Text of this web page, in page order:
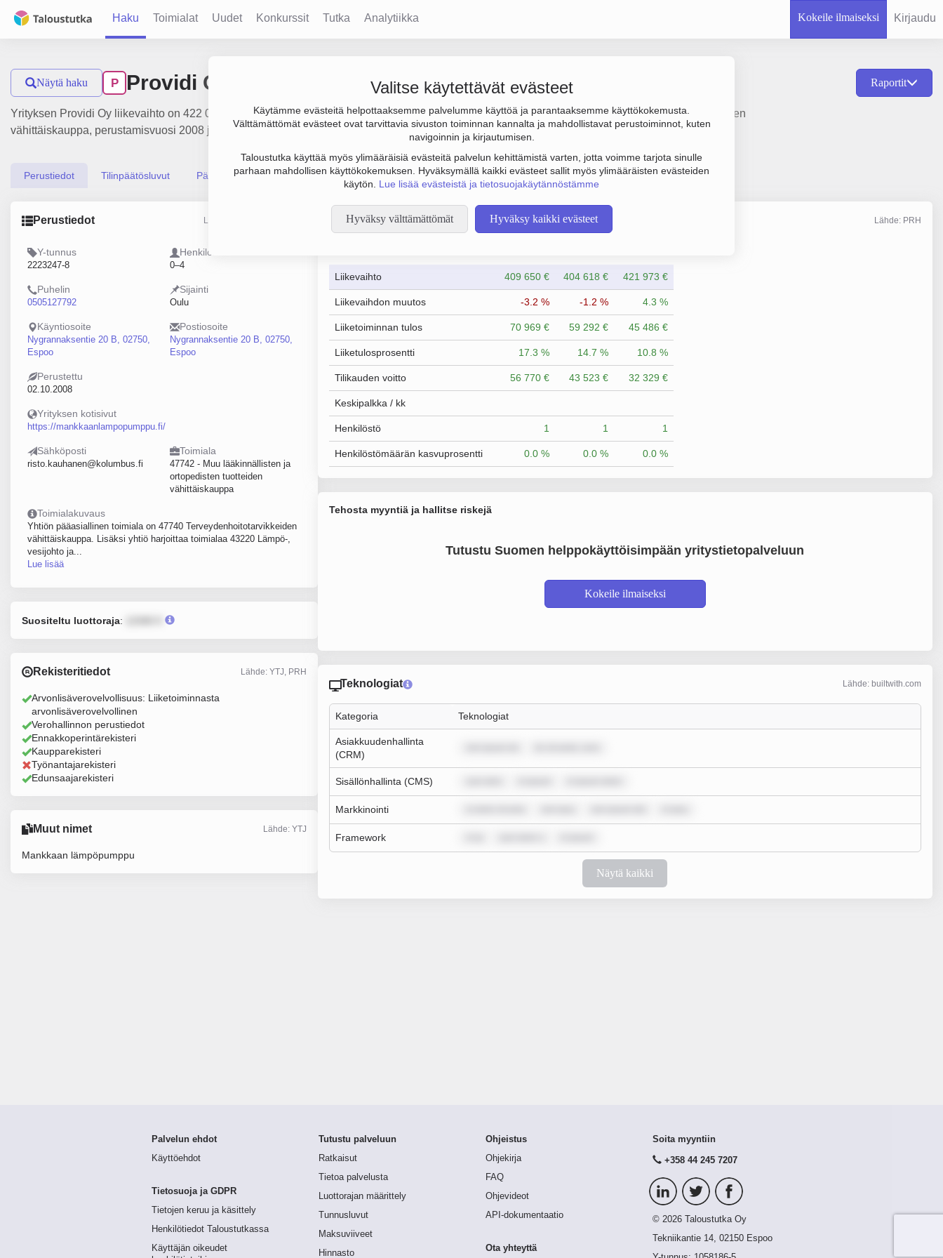
Haku Toimialat Uudet Konkurssit Tutka Analytiikka Kokeile ilmaiseksi Kirjaudu
Valitse käytettävät evästeet
Käytämme evästeitä helpottaaksemme palvelumme käyttöä ja parantaaksemme käyttökokemusta.
Välttämättömät evästeet ovat tarvittavia sivuston toiminnan kannalta ja mahdollistavat perustoiminnot, kuten
navigoinnin ja kirjautumisen.
Taloustutka käyttää myös ylimääräisiä evästeitä palvelun kehittämistä varten, jotta voimme tarjota sinulle
parhaan mahdollisen käyttökokemuksen. Hyväksymällä kaikki evästeet sallit myös ylimääräisten evästeiden
käytön. Lue lisää evästeistä ja tietosuojakäytännöstämme
Hyväksy välttämättömät Hyväksy kaikki evästeet
Näytä haku P Providi Oy Raportit
Yrityksen Providi Oy liikevaihto on 422 000 €, tulos 45 000 € ja henkilöstömäärä 1. Sen päätoimiala on Muu lääkinnällisten ja ortopedisten tuotteiden
vähittäiskauppa, perustamisvuosi 2008 ja sijainti Oulu. Yrityksen yhtiömuoto Osakeyhtiö (OY).
Perustiedot Tilinpäätösluvut Päättäjätiedot
Perustiedot Lähde: YTJ, PRH, Traficom
Y-tunnus
2223247-8
Henkilöstömäärä
0–4
Puhelin
0505127792
Sijainti
Oulu
Käyntiosoite
Nygrannaksentie 20 B, 02750,
Espoo
Postiosoite
Nygrannaksentie 20 B, 02750,
Espoo
Perustettu
02.10.2008
Yrityksen kotisivut
https://mankkaanlampopumppu.fi/
Sähköposti
risto.kauhanen@kolumbus.fi
Toimiala
47742 - Muu lääkinnällisten ja
ortopedisten tuotteiden
vähittäiskauppa
Toimialakuvaus
Yhtiön pääasiallinen toimiala on 47740 Terveydenhoitotarvikkeiden
vähittäiskauppa. Lisäksi yhtiö harjoittaa toimialaa 43220 Lämpö-,
vesijohto ja...
Lue lisää
Suositeltu luottoraja:
Rekisteritiedot Lähde: YTJ, PRH
Arvonlisäverovelvollisuus: Liiketoiminnasta
arvonlisäverovelvollinen
Verohallinnon perustiedot
Ennakkoperintärekisteri
Kaupparekisteri
Työnantajarekisteri
Edunsaajarekisteri
Muut nimet Lähde: YTJ
Mankkaan lämpöpumppu
Taloustiedot Lähde: PRH
Liikevaihto 409 650 € 404 618 € 421 973 €
Liikevaihdon muutos -3.2 % -1.2 % 4.3 %
Liiketoiminnan tulos 70 969 € 59 292 € 45 486 €
Liiketulosprosentti 17.3 % 14.7 % 10.8 %
Tilikauden voitto 56 770 € 43 523 € 32 329 €
Keskipalkka / kk
Henkilöstö 1 1 1
Henkilöstömäärän kasvuprosentti 0.0 % 0.0 % 0.0 %
Tehosta myyntiä ja hallitse riskejä
Tutustu Suomen helppokäyttöisimpään yritystietopalveluun
Kokeile ilmaiseksi
Teknologiat Lähde: builtwith.com
Kategoria Teknologiat
Asiakkuudenhallinta
(CRM)
Sisällönhallinta (CMS)
Markkinointi
Framework
Näytä kaikki
Palvelun ehdot
Käyttöehdot
Tietosuoja ja GDPR
Tietojen keruu ja käsittely
Henkilötiedot Taloustutkassa
Käyttäjän oikeudet
Tutustu palveluun
Ratkaisut
Tietoa palvelusta
Luottorajan määrittely
Tunnusluvut
Maksuviiveet
Hinnasto
Ohjeistus
Ohjekirja
FAQ
Ohjevideot
API-dokumentaatio
Ota yhteyttä
Soita myyntiin
+358 44 245 7207
© 2026 Taloustutka Oy
Tekniikantie 14, 02150 Espoo